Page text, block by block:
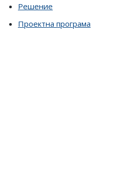
Решение
Проектна програма